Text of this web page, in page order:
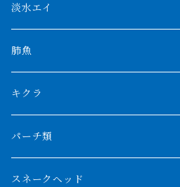
AGUS スーパーレッドF4
特殊アロワナ
厳選 過背金龍
フルゴールデンクロスバック
ブルーベースクロスバック
BILLY-KENオリジナルブランド紅龍
チョッパーレッド
その他アジアアロワナ
特殊ダトニオ
ダトニオプラスワン
リアルバンド
フォークバンド
フォーバータイガー
メニーバータイガー
ニューギニアダトニオ
モンスターポリプ
特殊ポリプ
プラチナ個体
ショート個体
ハイブリッドポリプ
エンドリケリー
ギニア
ナイルビチャー
淡水エイ
シナガワダイヤ
ダイヤモンドポルカ
クロコダイル
その他淡水エイ
肺魚
ネオケラ
その他肺魚
キクラ
パーチ類
スネークヘッド